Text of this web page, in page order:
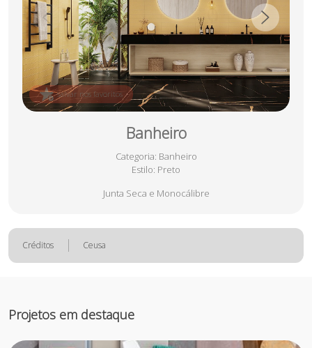
Banheiro
Categoria: Banheiro
Estilo: Preto
Junta Seca e Monocálibre
salvar nos favoritos
Créditos Ceusa
Projetos em destaque